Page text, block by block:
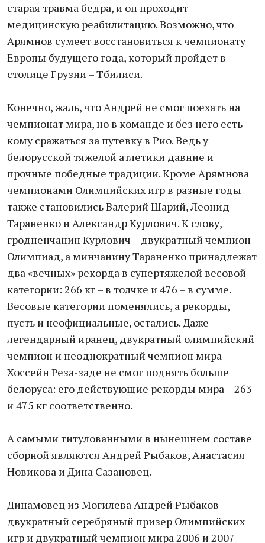
старая травма бедра, и он проходит
медицинскую реабилитацию. Возможно, что
Арямнов сумеет восстановиться к чемпионату
Европы будущего года, который пройдет в
столице Грузии – Тбилиси.
Конечно, жаль, что Андрей не смог поехать на
чемпионат мира, но в команде и без него есть
кому сражаться за путевку в Рио. Ведь у
белорусской тяжелой атлетики давние и
прочные победные традиции. Кроме Арямнова
чемпионами Олимпийских игр в разные годы
также становились Валерий Шарий, Леонид
Тараненко и Александр Курлович. К слову,
гродненчанин Курлович – двукратный чемпион
Олимпиад, а минчанину Тараненко принадлежат
два «вечных» рекорда в супертяжелой весовой
категории: 266 кг – в толчке и 476 – в сумме.
Весовые категории поменялись, а рекорды,
пусть и неофициальные, остались. Даже
легендарный иранец, двукратный олимпийский
чемпион и неоднократный чемпион мира
Хоссейн Реза-заде не смог поднять больше
белоруса: его действующие рекорды мира – 263
и 475 кг соответственно.
А самыми титулованными в нынешнем составе
сборной являются Андрей Рыбаков, Анастасия
Новикова и Дина Сазановец.
Динамовец из Могилева Андрей Рыбаков –
двукратный серебряный призер Олимпийских
игр и двукратный чемпион мира 2006 и 2007